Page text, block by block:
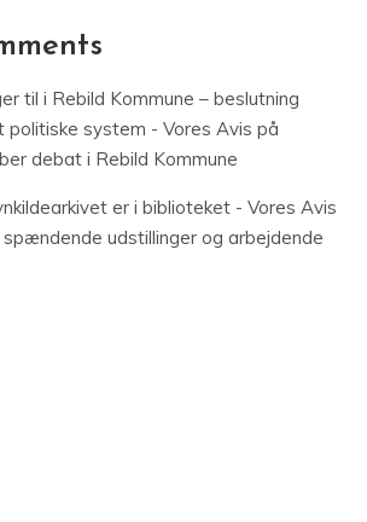
til i Rebild Kommune – beslutning
politiske system - Vores Avis på
debat i Rebild Kommune
er i biblioteket - Vores Avis
udstillinger og arbejdende